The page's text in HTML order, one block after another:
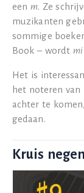
een m. Ze
muzikanten
sommige
Book – wordt mi
Het is
het noteren
achter te
gedaan.
Kruis